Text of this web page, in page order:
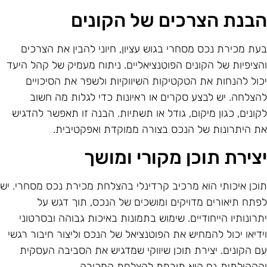
הצרכים של הקונים
מכירת נכס מסחרי בגוש עציון, חיוני להבין את הצרכים
של הקונים הפוטנציאליים. ניתוח מעמיק של קהל היעד
להנחות את הטקטיקות השיווקיות ולשפר את הסיכויים
יש לבצע סקרים או ראיונות כדי לגלות מה חשוב
כגון מיקום, גודל או תשתיות. הבנה זו תאפשר להדגיש
היתרונות של הנכס בצורה ממוקדת ואפקטיבית.
תוכן מקורי ומושך
איכותי הוא מרכיב קרדינלי בהצלחת מכירת נכס מסחרי. יש
תיאורים מדויקים ומושכים של הנכס, תוך דגש על
הייחודיים. שימוש בתמונות באיכות גבוהה ובסרטוני
יכול להמחיש את הפוטנציאל של הנכס וליצור חיבור רגשי
הקונים. יצירת תוכן שיווקי שמדגיש את הסביבה העסקית